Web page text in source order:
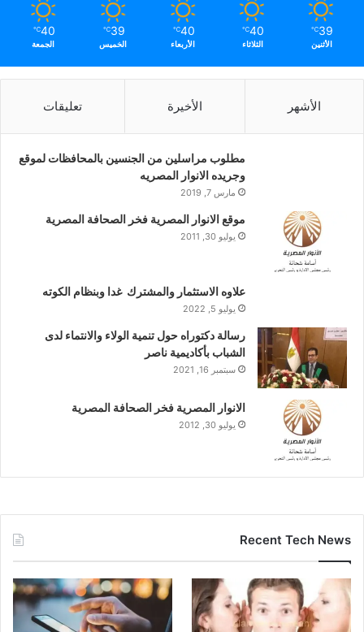
39
℃
الأثنين
40
℃
الثلاثاء
40
℃
الأربعاء
39
℃
الخميس
40
℃
الجمعة
الأشهر الأخيرة تعليقات
مطلوب مراسلين من الجنسين بالمحافظات لموقع
وجريده الانوار المصريه
مارس 7, 2019
موقع الانوار المصرية فخر الصحافة المصرية
يوليو 30, 2011
علاوه الاستثمار والمشترك غدا وبنظام الكوته
يوليو 5, 2022
رسالة دكتوراه حول تنمية الولاء والانتماء لدى
الشباب بأكاديمية ناصر
سبتمبر 16, 2021
الانوار المصرية فخر الصحافة المصرية
يوليو 30, 2012
Recent Tech News